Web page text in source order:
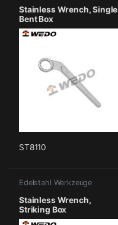
Stainless Wrench, Single
Bent Box
ST8110
Edelstahl Werkzeuge
Stainless Wrench,
Striking Box